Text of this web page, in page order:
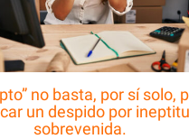
no basta, por sí solo,
un despido por
sobrevenida.